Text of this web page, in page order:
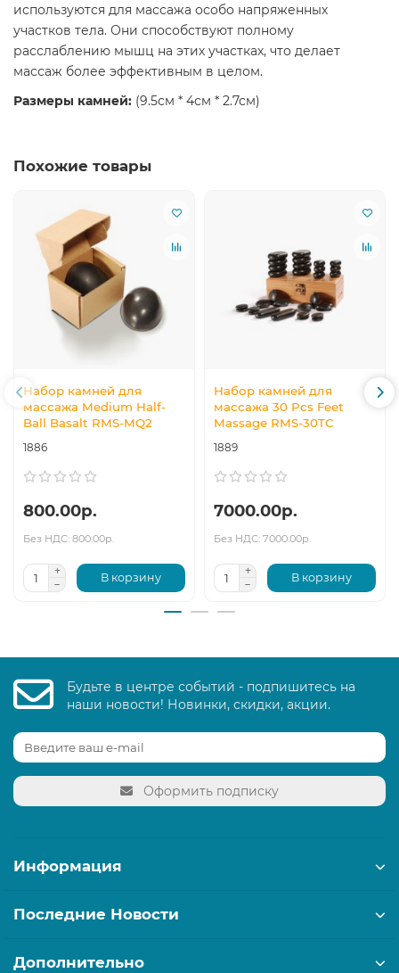
используются для массажа особо напряженных
участков тела. Они способствуют полному
расслаблению мышц на этих участках, что делает
массаж более эффективным в целом.
Размеры камней: (9.5см * 4см * 2.7см)
Похожие товары
Набор камней для
массажа Medium Half-
Ball Basalt RMS-MQ2
1886
800.00р.
Без НДС: 800.00р.
В корзину
Набор камней для
массажа 30 Pcs Feet
Massage RMS-30TC
1889
7000.00р.
Без НДС: 7000.00р.
В корзину
Будьте в центре событий - подпишитесь на
наши новости! Новинки, скидки, акции.
Оформить подписку
Информация
Последние Новости
Дополнительно